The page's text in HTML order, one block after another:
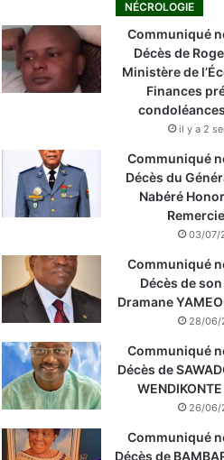
NÉCROLOGIE
Communiqué
Décès de
Ministère de
Finances
il y a 2
Communiqué
Décès du
Nabéré
03/07/
Communiqué
Décès de
Dramane
28/06/
Communiqué
Décès de
26/06/
Communiqué
Décès de